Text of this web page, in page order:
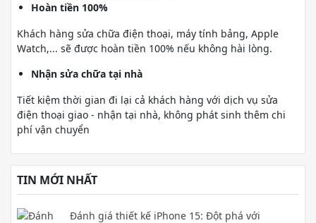
Hoàn tiền 100%
Khách hàng sửa chữa điện thoại, máy tính bảng, Apple
Watch,... sẽ được hoàn tiền 100% nếu không hài lòng.
Nhận sửa chữa tại nhà
Tiết kiệm thời gian đi lại cả khách hàng với dịch vụ sửa
điện thoại giao - nhận tại nhà, không phát sinh thêm chi
phí vận chuyển
TIN MỚI NHẤT
Đánh giá thiết kế iPhone 15: Đột phá với